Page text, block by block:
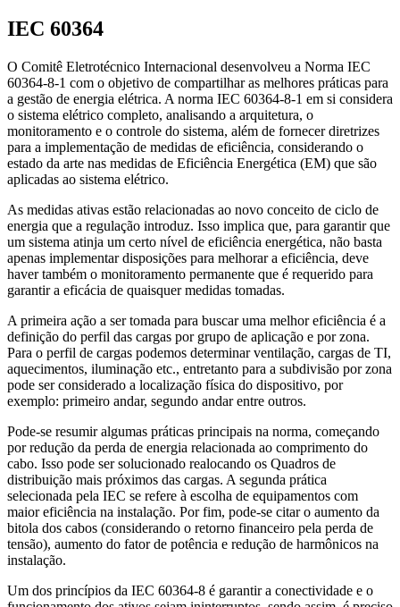
IEC 60364
O Comitê Eletrotécnico Internacional desenvolveu a Norma IEC
60364-8-1 com o objetivo de compartilhar as melhores práticas para
a gestão de energia elétrica. A norma IEC 60364-8-1 em si considera
o sistema elétrico completo, analisando a arquitetura, o
monitoramento e o controle do sistema, além de fornecer diretrizes
para a implementação de medidas de eficiência, considerando o
estado da arte nas medidas de Eficiência Energética (EM) que são
aplicadas ao sistema elétrico.
As medidas ativas estão relacionadas ao novo conceito de ciclo de
energia que a regulação introduz. Isso implica que, para garantir que
um sistema atinja um certo nível de eficiência energética, não basta
apenas implementar disposições para melhorar a eficiência, deve
haver também o monitoramento permanente que é requerido para
garantir a eficácia de quaisquer medidas tomadas.
A primeira ação a ser tomada para buscar uma melhor eficiência é a
definição do perfil das cargas por grupo de aplicação e por zona.
Para o perfil de cargas podemos determinar ventilação, cargas de TI,
aquecimentos, iluminação etc., entretanto para a subdivisão por zona
pode ser considerado a localização física do dispositivo, por
exemplo: primeiro andar, segundo andar entre outros.
Pode-se resumir algumas práticas principais na norma, começando
por redução da perda de energia relacionada ao comprimento do
cabo. Isso pode ser solucionado realocando os Quadros de
distribuição mais próximos das cargas. A segunda prática
selecionada pela IEC se refere à escolha de equipamentos com
maior eficiência na instalação. Por fim, pode-se citar o aumento da
bitola dos cabos (considerando o retorno financeiro pela perda de
tensão), aumento do fator de potência e redução de harmônicos na
instalação.
Um dos princípios da IEC 60364-8 é garantir a conectividade e o